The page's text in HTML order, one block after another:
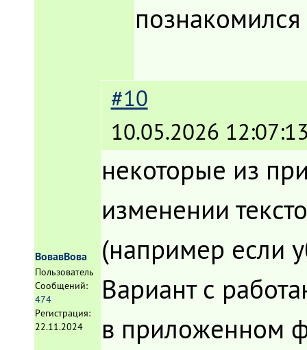
ВовавВова
Пользователь
Сообщений:
474
Регистрация:
22.11.2024
#10
10.05.2026
некоторые из
изменении
(например если
Вариант с
в приложенном